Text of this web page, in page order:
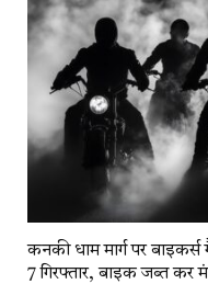
कनकी धाम मार्ग पर
7 गिरफ्तार, बाइक जब्त कर